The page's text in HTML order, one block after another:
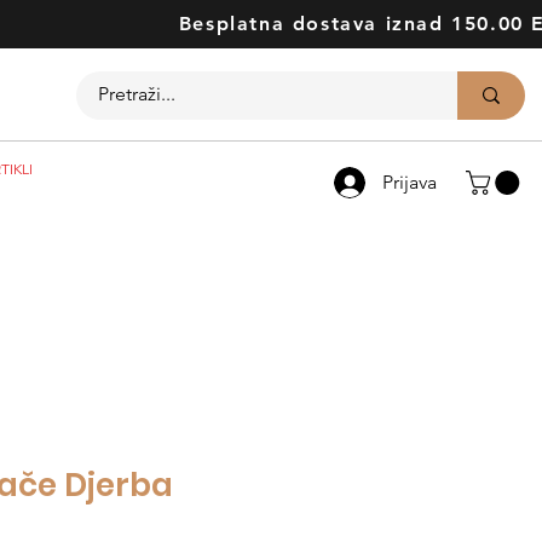
Besplatna dostava iznad 150.00
Prijava
Djerba